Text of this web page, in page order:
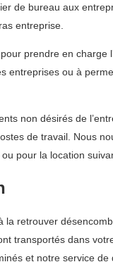
de bureau aux
entreprise.
prendre en
entreprises ou à
non désirés de
de travail. Nous
pour la location
retrouver
transportés dans
et notre service